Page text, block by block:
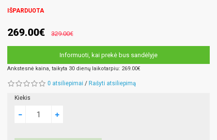
IŠPARDUOTA
269.00€ 329.00€
Informuoti, kai prekė bus sandėlyje
Ankstesnė kaina, taikyta 30 dienų laikotarpiu: 269.00€
0 atsiliepimai / Rašyti atsiliepimą
Kiekis